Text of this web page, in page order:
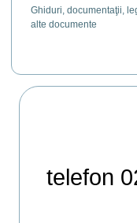
Ghiduri, documentaţii,
alte documente
telefon